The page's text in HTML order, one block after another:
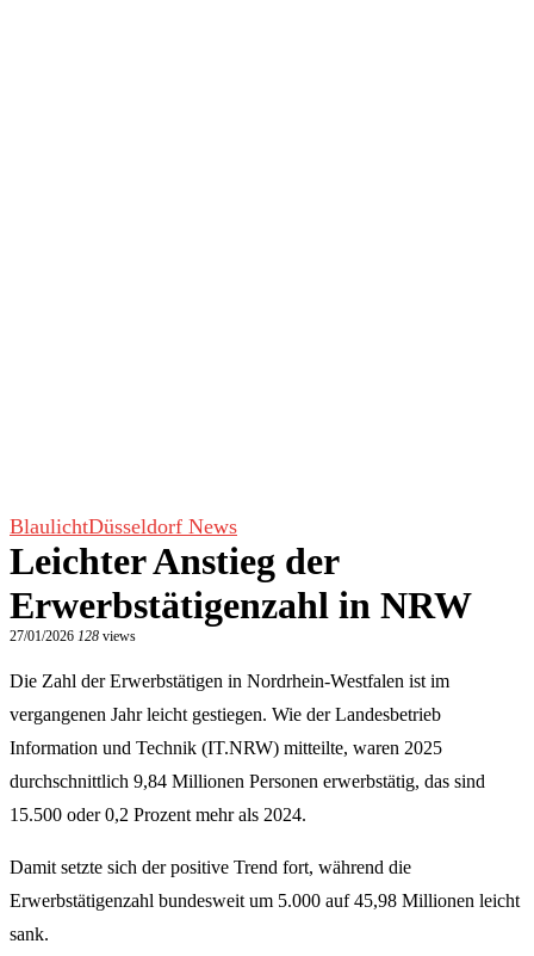
BlaulichtDüsseldorf News
Leichter Anstieg der
Erwerbstätigenzahl in NRW
27/01/2026 128 views
Die Zahl der Erwerbstätigen in Nordrhein-Westfalen ist im
vergangenen Jahr leicht gestiegen. Wie der Landesbetrieb
Information und Technik (IT.NRW) mitteilte, waren 2025
durchschnittlich 9,84 Millionen Personen erwerbstätig, das sind
15.500 oder 0,2 Prozent mehr als 2024.
Damit setzte sich der positive Trend fort, während die
Erwerbstätigenzahl bundesweit um 5.000 auf 45,98 Millionen leicht
sank.